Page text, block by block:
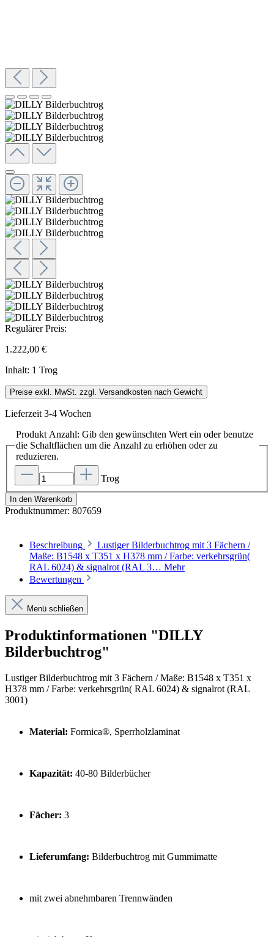
Regulärer Preis:
1.222,00 €
Inhalt: 1 Trog
Preise exkl. MwSt. zzgl. Versandkosten nach Gewicht
Lieferzeit 3-4 Wochen
Produkt Anzahl: Gib den gewünschten Wert ein oder benutze
die Schaltflächen um die Anzahl zu erhöhen oder zu
reduzieren.
Trog
In den Warenkorb
Produktnummer: 807659
Beschreibung
Lustiger Bilderbuchtrog mit 3 Fächern /
Maße: B1548 x T351 x H378 mm / Farbe: verkehrsgrün(
RAL 6024) & signalrot (RAL 3… Mehr
Bewertungen
Menü schließen
Produktinformationen "DILLY
Bilderbuchtrog"
Lustiger Bilderbuchtrog mit 3 Fächern / Maße: B1548 x T351 x
H378 mm / Farbe: verkehrsgrün( RAL 6024) & signalrot (RAL
3001)
Material: Formica®, Sperrholzlaminat
Kapazität: 40-80 Bilderbücher
Fächer: 3
Lieferumfang: Bilderbuchtrog mit Gummimatte
mit zwei abnehmbaren Trennwänden